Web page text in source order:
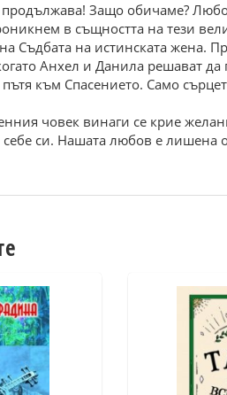
Защо обичаме?
в същността на тези
Съдбата на истинската жена.
Анхел и Данила решават
към Спасението. Само
човек винаги се крие
си. Нашата любов е лишена